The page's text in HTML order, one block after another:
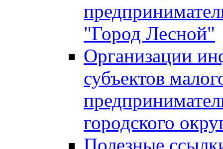
"Город Лесной"
Организации
субъектов
городского